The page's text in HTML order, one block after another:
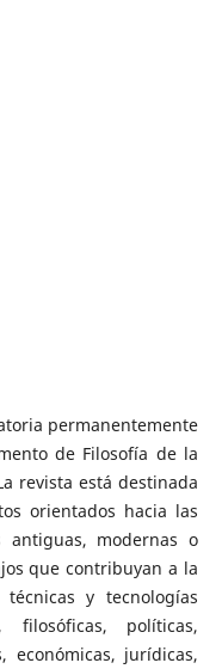
permanentemente
de Filosofía de la
revista está destinada
orientados hacia las
antiguas, modernas o
que contribuyan a la
y tecnologías
filosóficas, políticas,
económicas, jurídicas,